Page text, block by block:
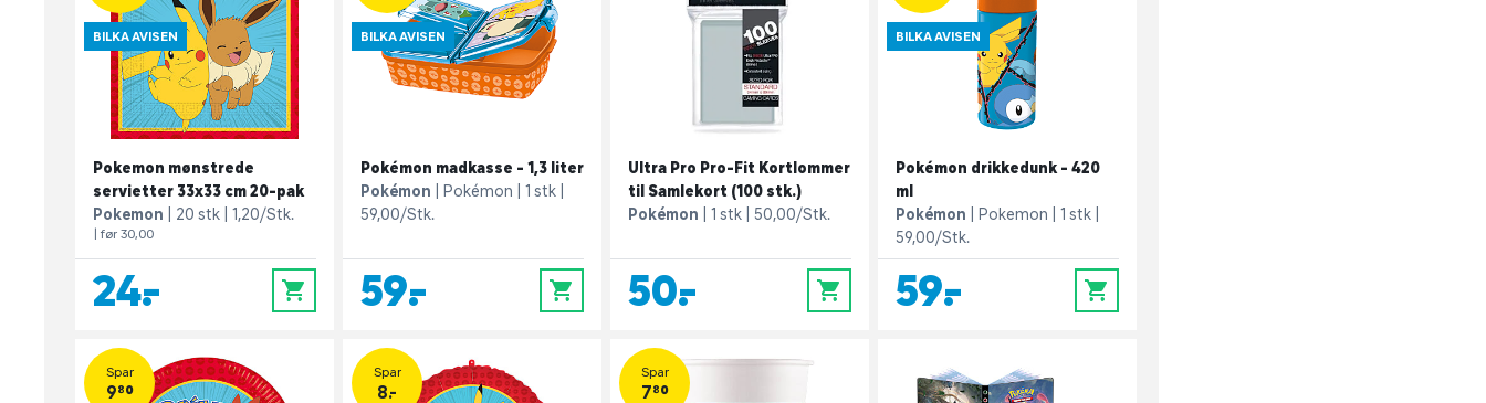
BILKA AVISEN
Pokemon mønstrede
servietter 33x33 cm 20-pak
Pokemon
20 stk 1,20/Stk.
| før 30,00
24,- 0
BILKA AVISEN
Pokémon madkasse - 1,3 liter
Pokémon
Pokémon
1 stk
59,00/Stk.
59,- 0
Ultra Pro Pro-Fit Kortlommer
til Samlekort (100 stk.)
Pokémon
1 stk 50,00/Stk.
50,- 0
BILKA AVISEN
Pokémon drikkedunk - 420
ml
Pokémon
Pokemon
1 stk
59,00/Stk.
59,- 0
Spar
9,80
Spar
8.-
Spar
7,80